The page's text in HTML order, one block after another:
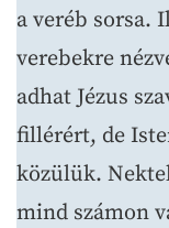
a veréb sorsa.
verebekre
adhat Jézus
fillérért, de
közülük.
mind számon